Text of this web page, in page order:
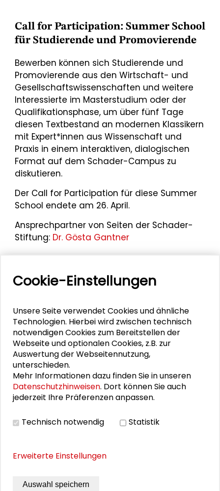
Call for Participation: Summer School
für Studierende und Promovierende
Bewerben können sich Studierende und
Promovierende aus den Wirtschaft- und
Gesellschaftswissenschaften und weitere
Interessierte im Masterstudium oder der
Qualifikationsphase, um über fünf Tage
diesen Textbestand an modernen Klassikern
mit Expert*innen aus Wissenschaft und
Praxis in einem interaktiven, dialogischen
Format auf dem Schader-Campus zu
diskutieren.
Der Call for Participation für diese Summer
School endete am 26. April.
Ansprechpartner von Seiten der Schader-
Stiftung: Dr. Gösta Gantner
Aktuelle
Veranstaltungen
11. Internationale Waldkunstkonferenz
"Demokratischer Wald"
Zusammen mehr erreichen – Zukunftsbündnis im
Dialog
Schader-Festival 2026
25. Runder Tisch Wissenschaftsstadt Darmstadt
Call for Participation: Summer School 2026
Cookie-Einstellungen
Unsere Seite verwendet Cookies und ähnliche
Technologien. Hierbei wird zwischen technisch
notwendigen Cookies zum Bereitstellen der
Webseite und optionalen Cookies, z.B. zur
Auswertung der Webseitennutzung,
unterschieden.
Mehr Informationen dazu finden Sie in unseren
Datenschutzhinweisen. Dort können Sie auch
jederzeit Ihre Präferenzen anpassen.
Technisch notwendig Statistik
Erweiterte Einstellungen
Auswahl speichern